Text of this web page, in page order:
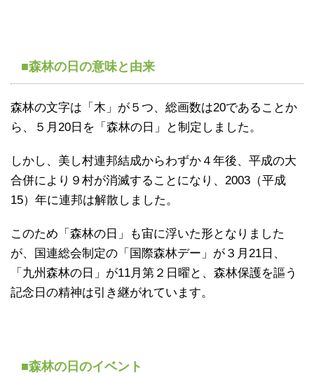
■森林の日の意味と由来
森林の文字は「木」が５つ、総画数は20であることか
ら、５月20日を「森林の日」と制定しました。
しかし、美し村連邦結成からわずか４年後、平成の大
合併により９村が消滅することになり、2003（平成
15）年に連邦は解散しました。
このため「森林の日」も宙に浮いた形となりました
が、国連総会制定の「国際森林デー」が３月21日、
「九州森林の日」が11月第２日曜と、森林保護を謳う
記念日の精神は引き継がれています。
■森林の日のイベント